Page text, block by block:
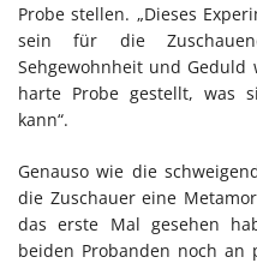
Probe stellen. „Dieses
sein für die
Sehgewohnheit und
harte Probe gestellt, was
kann“.
Genauso wie die
die Zuschauer eine
das erste Mal gesehen
beiden Probanden noch an